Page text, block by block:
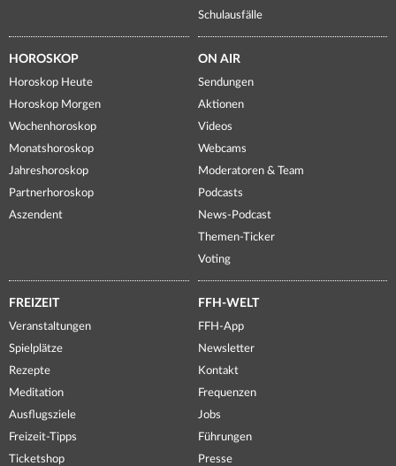
Schulausfälle
HOROSKOP
Horoskop Heute
Horoskop Morgen
Wochenhoroskop
Monatshoroskop
Jahreshoroskop
Partnerhoroskop
Aszendent
ON AIR
Sendungen
Aktionen
Videos
Webcams
Moderatoren & Team
Podcasts
News-Podcast
Themen-Ticker
Voting
FREIZEIT
Veranstaltungen
Spielplätze
Rezepte
Meditation
Ausflugsziele
Freizeit-Tipps
Ticketshop
FFH-WELT
FFH-App
Newsletter
Kontakt
Frequenzen
Jobs
Führungen
Presse